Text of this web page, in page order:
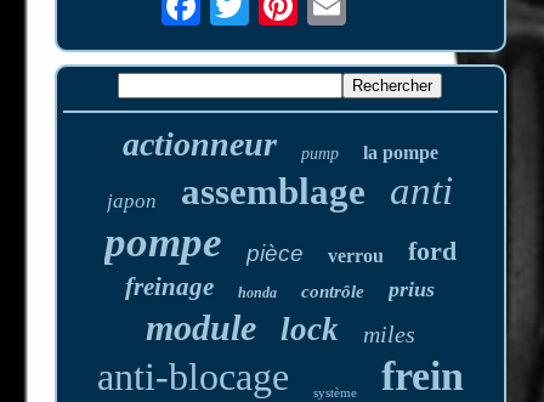
actionneur pump la pompe
japon assemblage anti
pompe pièce verrou ford
freinage honda contrôle prius
module lock miles
anti-blocage système frein